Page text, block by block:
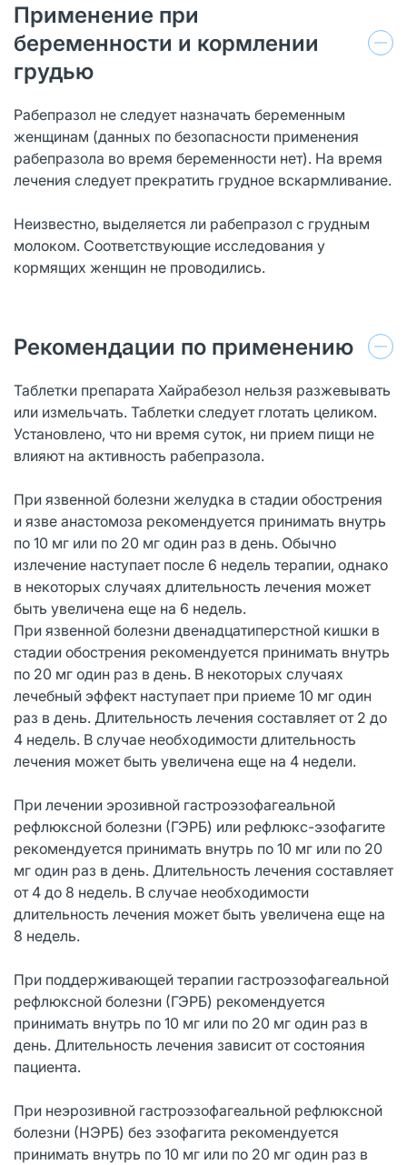
Применение при
беременности и кормлении
грудью
Рабепразол не следует назначать беременным
женщинам (данных по безопасности применения
рабепразола во время беременности нет). На время
лечения следует прекратить грудное вскармливание.
Неизвестно, выделяется ли рабепразол с грудным
молоком. Соответствующие исследования у
кормящих женщин не проводились.
Рекомендации по применению
Таблетки препарата Хайрабезол нельзя разжевывать
или измельчать. Таблетки следует глотать целиком.
Установлено, что ни время суток, ни прием пищи не
влияют на активность рабепразола.
При язвенной болезни желудка в стадии обострения
и язве анастомоза рекомендуется принимать внутрь
по 10 мг или по 20 мг один раз в день. Обычно
излечение наступает после 6 недель терапии, однако
в некоторых случаях длительность лечения может
быть увеличена еще на 6 недель.
При язвенной болезни двенадцатиперстной кишки в
стадии обострения рекомендуется принимать внутрь
по 20 мг один раз в день. В некоторых случаях
лечебный эффект наступает при приеме 10 мг один
раз в день. Длительность лечения составляет от 2 до
4 недель. В случае необходимости длительность
лечения может быть увеличена еще на 4 недели.
При лечении эрозивной гастроэзофагеальной
рефлюксной болезни (ГЭРБ) или рефлюкс-эзофагите
рекомендуется принимать внутрь по 10 мг или по 20
мг один раз в день. Длительность лечения составляет
от 4 до 8 недель. В случае необходимости
длительность лечения может быть увеличена еще на
8 недель.
При поддерживающей терапии гастроэзофагеальной
рефлюксной болезни (ГЭРБ) рекомендуется
принимать внутрь по 10 мг или по 20 мг один раз в
день. Длительность лечения зависит от состояния
пациента.
При неэрозивной гастроэзофагеальной рефлюксной
болезни (НЭРБ) без эзофагита рекомендуется
принимать внутрь по 10 мг или по 20 мг один раз в